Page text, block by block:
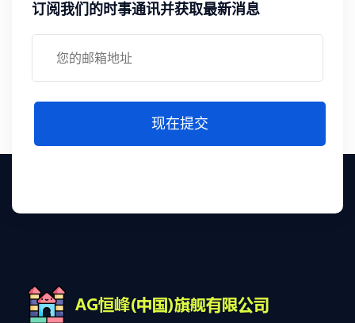
订阅我们的时事通讯并获取最新消息
现在提交